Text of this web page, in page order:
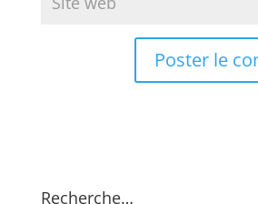
Recherche…